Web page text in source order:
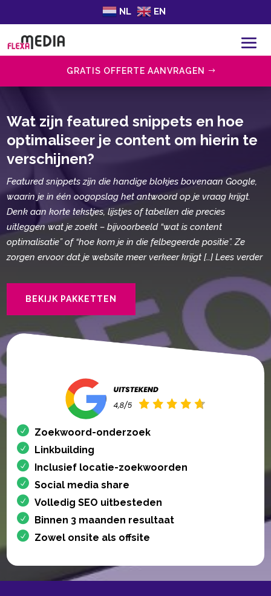
NL EN
GRATIS OFFERTE AANVRAGEN
Wat zijn featured snippets en hoe
optimaliseer je content om hierin te
verschijnen?
Featured snippets zijn die handige blokjes bovenaan Google,
waarin je in één oogopslag het antwoord op je vraag krijgt.
Denk aan korte tekstjes, lijstjes of tabellen die precies
uitleggen wat je zoekt – bijvoorbeeld “wat is content
optimalisatie” of “hoe kom je in die felbegeerde positie”. Ze
zorgen ervoor dat je website meer verkeer krijgt […] Lees verder
BEKIJK PAKKETTEN
Zoekwoord-onderzoek
Linkbuilding
Inclusief locatie-zoekwoorden
Social media share
Volledig SEO uitbesteden
Binnen 3 maanden resultaat
Zowel onsite als offsite